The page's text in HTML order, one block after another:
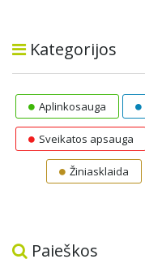
Kategorijos
Aplinkosauga
Sveikatos apsauga
Žiniasklaida
Paieškos